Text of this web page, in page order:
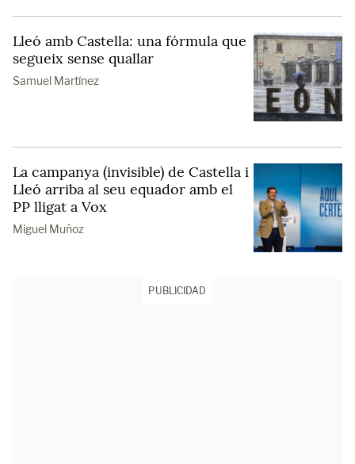
Lleó amb Castella: una fórmula que
segueix sense quallar
Samuel Martínez
La campanya (invisible) de Castella i
Lleó arriba al seu equador amb el
PP lligat a Vox
Miguel Muñoz
PUBLICIDAD